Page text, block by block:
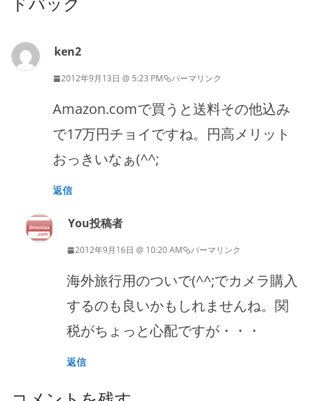
ken2
2012年9月13日 @ 5:23 PM パーマリンク
Amazon.comで買うと送料その他込み
で17万円チョイですね。円高メリット
おっきいなぁ(^^;
返信
You投稿者
2012年9月16日 @ 10:20 AM パーマリンク
海外旅行用のついで(^^;でカメラ購入
するのも良いかもしれませんね。関
税がちょっと心配ですが・・・
返信